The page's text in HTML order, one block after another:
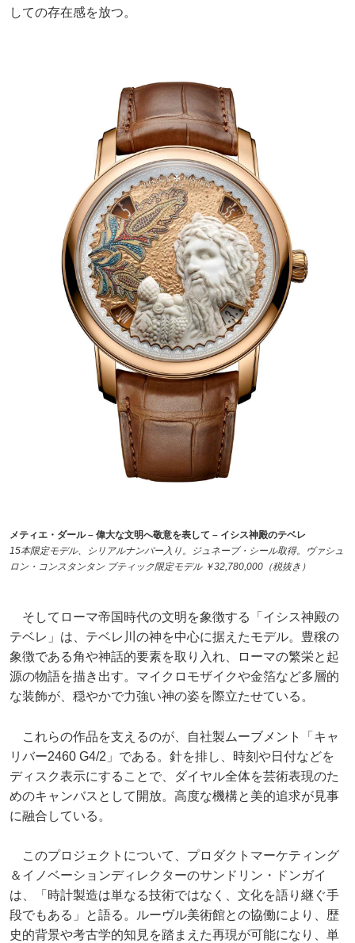
しての存在感を放つ。
メティエ・ダール – 偉大な文明へ敬意を表して – イシス神殿のテベレ
15本限定モデル、シリアルナンバー入り。ジュネーブ・シール取得。ヴァシュ
ロン・コンスタンタン ブティック限定モデル ￥32,780,000（税抜き）
そしてローマ帝国時代の文明を象徴する「イシス神殿の
テベレ」は、テベレ川の神を中心に据えたモデル。豊穣の
象徴である角や神話的要素を取り入れ、ローマの繁栄と起
源の物語を描き出す。マイクロモザイクや金箔など多層的
な装飾が、穏やかで力強い神の姿を際立たせている。
これらの作品を支えるのが、自社製ムーブメント「キャ
リバー2460 G4/2」である。針を排し、時刻や日付などを
ディスク表示にすることで、ダイヤル全体を芸術表現のた
めのキャンバスとして開放。高度な機構と美的追求が見事
に融合している。
このプロジェクトについて、プロダクトマーケティング
＆イノベーションディレクターのサンドリン・ドンガイ
は、「時計製造は単なる技術ではなく、文化を語り継ぐ手
段でもある」と語る。ルーヴル美術館との協働により、歴
史的背景や考古学的知見を踏まえた再現が可能になり、単